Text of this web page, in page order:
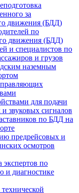
за
движения (БДД)
по
движения (БДД)
и специалистов по
и грузов
наземным
для подачи
звуковых сигналов
по БДД на
предрейсовых и
осмотров
экспертов по
и диагностике